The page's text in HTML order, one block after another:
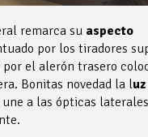
remarca su aspecto
por los tiradores
por el alerón trasero
Bonitas novedad la l
une a las ópticas laterales